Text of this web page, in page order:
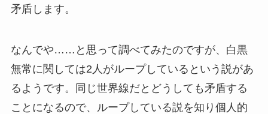
矛盾します。
なんでや……と思って調べてみたのですが、白黒
無常に関しては2人がループしているという説があ
るようです。同じ世界線だとどうしても矛盾する
ことになるので、ループしている説を知り個人的